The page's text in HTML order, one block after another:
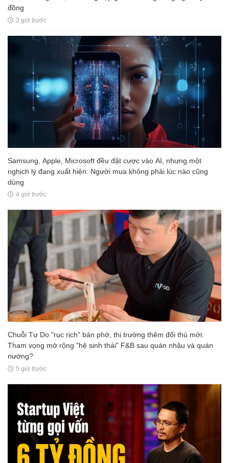
đồng
3 giờ trước
Samsung, Apple, Microsoft đều đặt cược vào AI, nhưng một
nghịch lý đang xuất hiện: Người mua không phải lúc nào cũng
dùng
4 giờ trước
Chuỗi Tự Do "rục rịch" bán phở, thị trường thêm đối thủ mới:
Tham vọng mở rộng "hệ sinh thái" F&B sau quán nhậu và quán
nướng?
5 giờ trước